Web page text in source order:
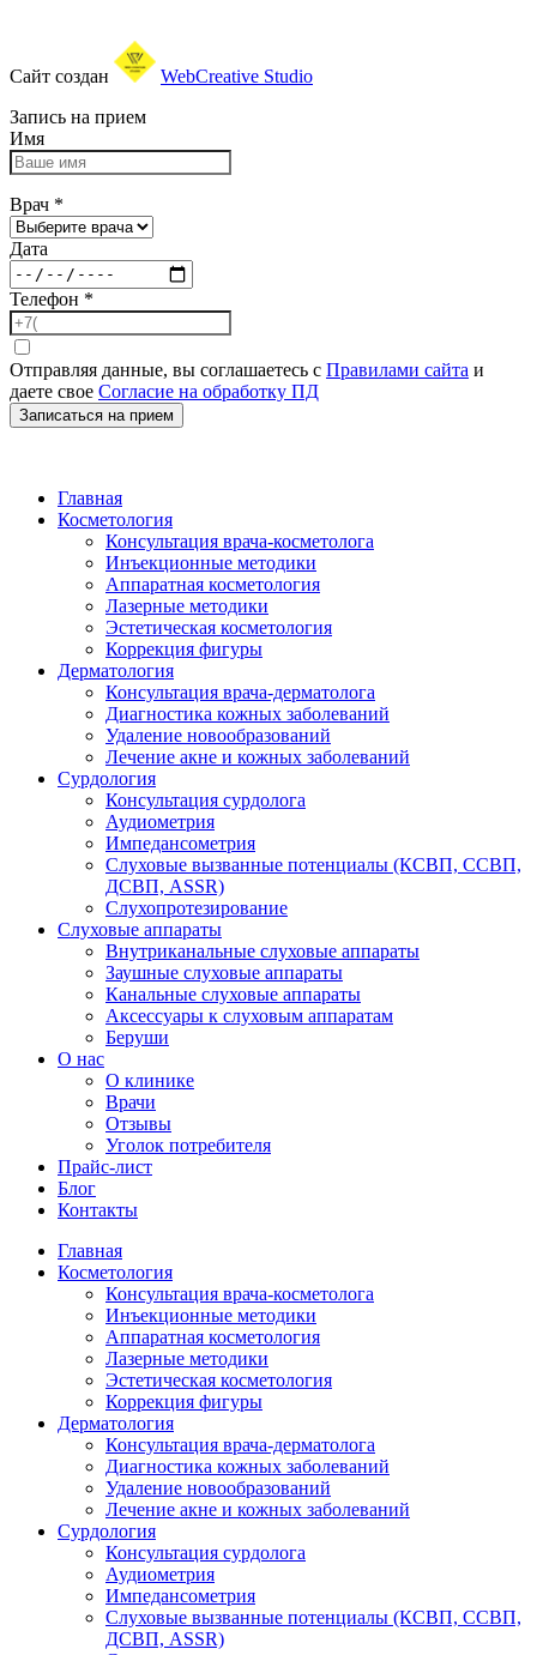
Сайт создан
WebCreative Studio
Запись на прием
Имя
Врач *
Дата
Телефон *
Отправляя данные, вы соглашаетесь с Правилами сайта и
даете свое Согласие на обработку ПД
Записаться на прием
Главная
Косметология
Консультация врача-косметолога
Инъекционные методики
Аппаратная косметология
Лазерные методики
Эстетическая косметология
Коррекция фигуры
Дерматология
Консультация врача-дерматолога
Диагностика кожных заболеваний
Удаление новообразований
Лечение акне и кожных заболеваний
Сурдология
Консультация сурдолога
Аудиометрия
Импедансометрия
Слуховые вызванные потенциалы (КСВП, ССВП,
ДСВП, ASSR)
Слухопротезирование
Слуховые аппараты
Внутриканальные слуховые аппараты
Заушные слуховые аппараты
Канальные слуховые аппараты
Аксессуары к слуховым аппаратам
Беруши
О нас
О клинике
Врачи
Отзывы
Уголок потребителя
Прайс-лист
Блог
Контакты
Главная
Косметология
Консультация врача-косметолога
Инъекционные методики
Аппаратная косметология
Лазерные методики
Эстетическая косметология
Коррекция фигуры
Дерматология
Консультация врача-дерматолога
Диагностика кожных заболеваний
Удаление новообразований
Лечение акне и кожных заболеваний
Сурдология
Консультация сурдолога
Аудиометрия
Импедансометрия
Слуховые вызванные потенциалы (КСВП, ССВП,
ДСВП, ASSR)